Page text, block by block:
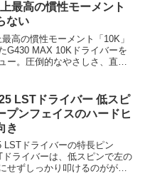
最高の慣性モーメント
ない
高の慣性モーメント「10K」
G430 MAX 10Kドライバーを
ー。圧倒的なやさしさ、直進
見のモデルです。
LSTドライバー 低スピ
プンフェイスのハードヒ
き
LSTドライバーの特長ピン
ドライバーは、低スピンで左の
せずしっかり叩けるのがが特